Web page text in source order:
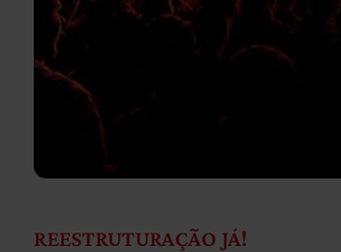
REESTRUTURAÇÃO JÁ!